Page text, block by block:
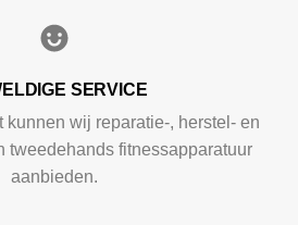
SERVICE
kunnen wij reparatie-, herstel- en
tweedehands fitnessapparatuur
aanbieden.